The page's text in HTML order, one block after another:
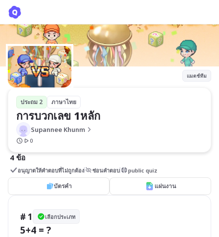
แมตช์ทีม
ประถม 2 ภาษาไทย
การบวกเลข 1หลัก
Supannee Khunm
0
4 ข้อ
อนุญาตให้คำตอบที่ไม่ถูกต้อง ซ่อนคำตอบ public quiz
บัตรคำ แผ่นงาน
# 1 เลือกประเภท
5+4 = ?